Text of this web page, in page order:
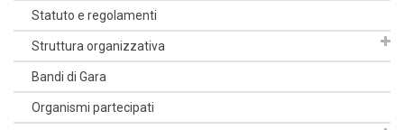
Statuto e regolamenti
Struttura organizzativa
Bandi di Gara
Organismi partecipati